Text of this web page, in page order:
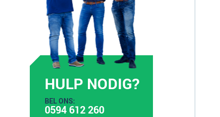
HULP NODIG?
BEL ONS:
0594 612 260